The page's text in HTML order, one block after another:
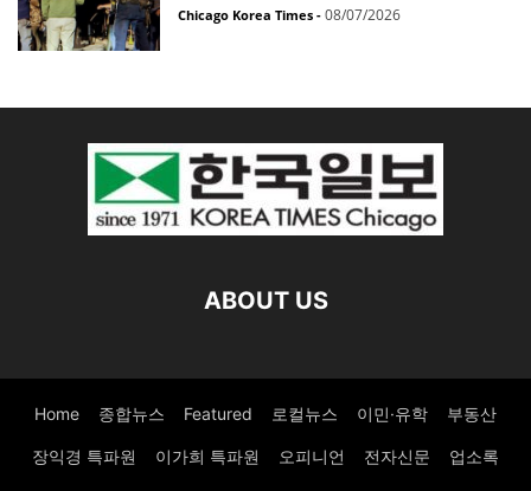
Chicago Korea Times - 08/07/2026
ABOUT US
Home 종합뉴스 Featured 로컬뉴스 이민·유학 부동산
장익경 특파원 이가희 특파원 오피니언 전자신문 업소록